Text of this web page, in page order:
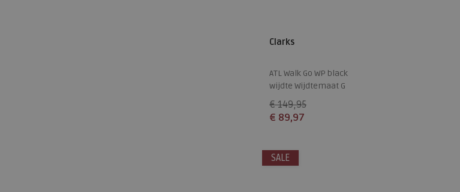
Clarks
ATL Walk Go WP black
wijdte Wijdtemaat G
€ 149,95
€ 89,97
7,5
SALE